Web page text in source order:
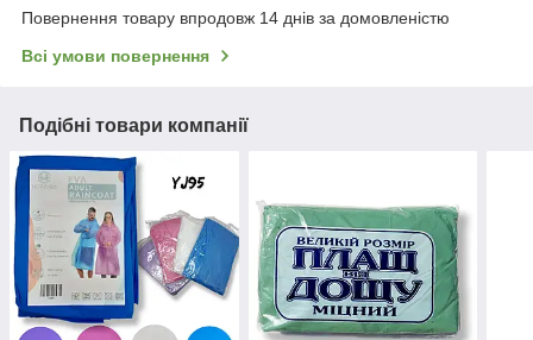
Повернення товару впродовж 14 днів за домовленістю
Всі умови повернення
Подібні товари компанії